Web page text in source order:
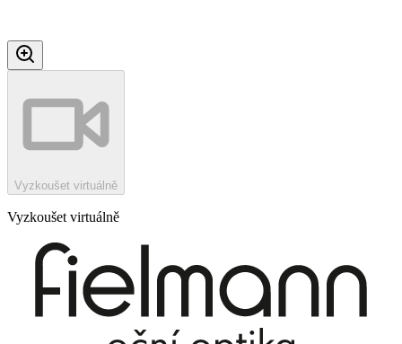
Vyzkoušet virtuálně
Vyzkoušet virtuálně